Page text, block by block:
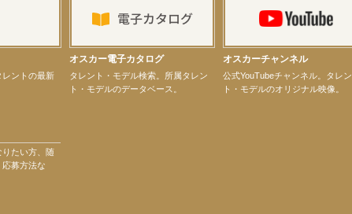
トークショーゲスト出演！
レントの最新
オスカー電子カタログ
タレント・モデル検索。所属タレン
ト・モデルのデータベース。
オスカーチャンネル
公式YouTubeチャンネル。タレン
ト・モデルのオリジナル映像。
りたい方、随
募方法な